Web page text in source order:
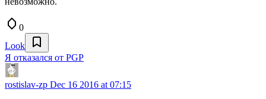
0
Look
Я отказался от PGP
rostislav-zp Dec 16 2016 at 07:15